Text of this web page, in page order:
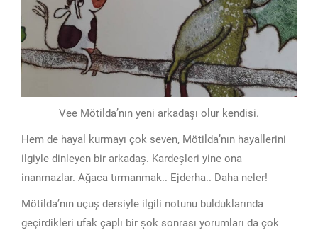
Vee Mötilda’nın yeni arkadaşı olur kendisi.
Hem de hayal kurmayı çok seven, Mötilda’nın hayallerini
ilgiyle dinleyen bir arkadaş. Kardeşleri yine ona
inanmazlar. Ağaca tırmanmak.. Ejderha.. Daha neler!
Mötilda’nın uçuş dersiyle ilgili notunu bulduklarında
geçirdikleri ufak çaplı bir şok sonrası yorumları da çok